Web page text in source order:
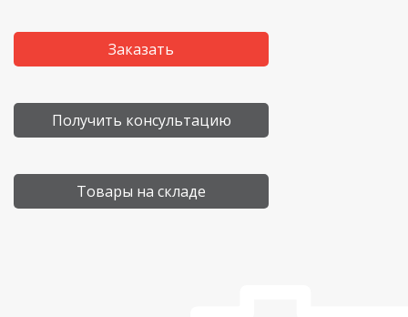
Заказать
Получить консультацию
Товары на складе